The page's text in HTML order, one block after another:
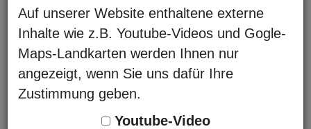
Tour buchen - Bergschule
Sie können sich hier gleich online
anmelden. Ergänzen Sie einfach unten
stehendes Formular mit Ihren persönlichen
Auf unserer Website enthaltene externe
Inhalte wie z.B. Youtube-Videos und Gogle-
Maps-Landkarten werden Ihnen nur
angezeigt, wenn Sie uns dafür Ihre
Zustimmung geben.
Youtube-Video